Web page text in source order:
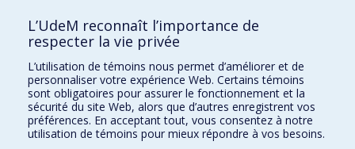
Écoles
Kinésiologie et des sciences de l’activité physique
Orthophonie et audiologie
Réadaptation
Directions
DPC
CPASS
L’UdeM reconnaît l’importance de
respecter la vie privée
L’utilisation de témoins nous permet d’améliorer et de
personnaliser votre expérience Web. Certains témoins
sont obligatoires pour assurer le fonctionnement et la
sécurité du site Web, alors que d’autres enregistrent vos
préférences. En acceptant tout, vous consentez à notre
utilisation de témoins pour mieux répondre à vos besoins.